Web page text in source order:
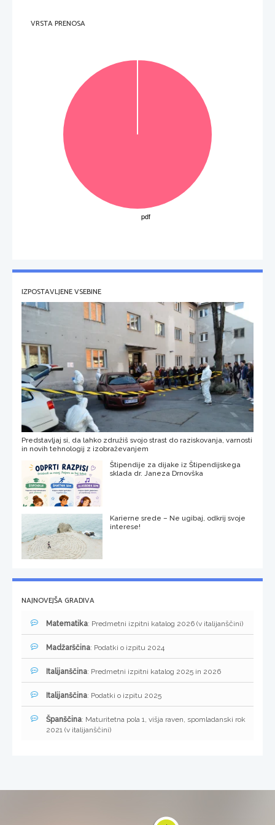
VRSTA PRENOSA
IZPOSTAVLJENE VSEBINE
Predstavljaj si, da lahko združiš svojo strast do raziskovanja, varnosti
in novih tehnologij z izobraževanjem
Štipendije za dijake iz Štipendijskega
sklada dr. Janeza Drnovška
Karierne srede – Ne ugibaj, odkrij svoje
interese!
NAJNOVEJŠA GRADIVA
Matematika: Predmetni izpitni katalog 2026 (v italijanščini)
Madžarščina: Podatki o izpitu 2024
Italijanščina: Predmetni izpitni katalog 2025 in 2026
Italijanščina: Podatki o izpitu 2025
Španščina: Maturitetna pola 1, višja raven, spomladanski rok
2021 (v italijanščini)